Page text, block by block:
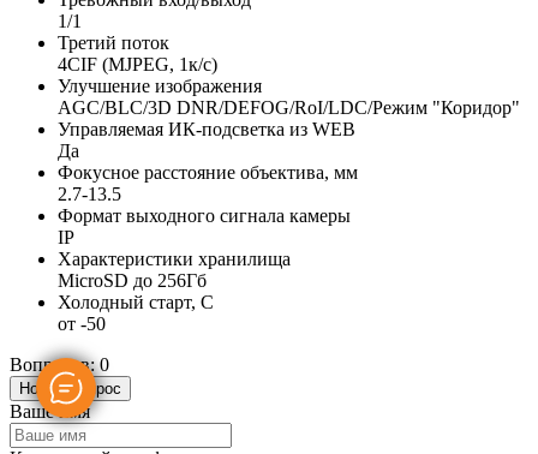
1/1
Третий поток
4CIF (MJPEG, 1к/с)
Улучшение изображения
AGC/BLC/3D DNR/DEFOG/RoI/LDC/Режим "Коридор"
Управляемая ИК-подсветка из WEB
Да
Фокусное расстояние объектива, мм
2.7-13.5
Формат выходного сигнала камеры
IP
Характеристики хранилища
MicroSD до 256Гб
Холодный старт, C
от -50
Вопросов: 0
Новый вопрос
Ваше имя